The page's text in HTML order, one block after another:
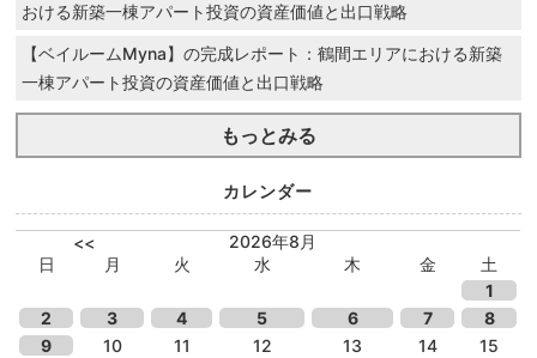
おける新築一棟アパート投資の資産価値と出口戦略
【ベイルームMyna】の完成レポート：鶴間エリアにおける新築
一棟アパート投資の資産価値と出口戦略
もっとみる
カレンダー
<<
2026年8月
日
月 火 水 木 金
土
1
2
3 4 5 6 7
8
9
10 11 12 13 14
15